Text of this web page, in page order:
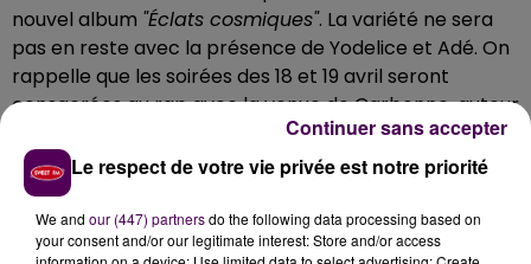
nouvel album "Éclats cosmiques". La variété ne sera
pas en reste avec la présence de Yodelice et Adé. On
rappelle que les soirées des 18 et 19 avril seront
consacrées au rap avec la venue de Carbonne, auteur
qui a rythmé l’été 2024 ou encore
Jungeli et Jok’air.Les places pour les soirées rap et
celles du 16 et 17 avril sont d’ailleurs en vente sur
site internet du festival.
Le respect de votre vie privée est notre priorité
We and our (447) partnersdo the following data processing based on
your consent and/or our legitimate interest: Store and/or access
Continuer sans accepter